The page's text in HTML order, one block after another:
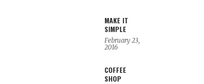
MAKE IT
SIMPLE
February 23,
2016
COFFEE
SHOP